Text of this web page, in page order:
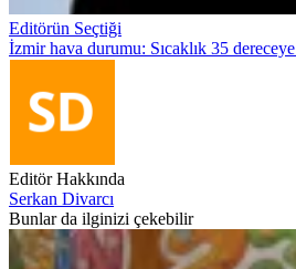
Editörün Seçtiği
İzmir hava durumu: Sıcaklık 35
Editör Hakkında
Serkan Divarcı
Bunlar da ilginizi çekebilir